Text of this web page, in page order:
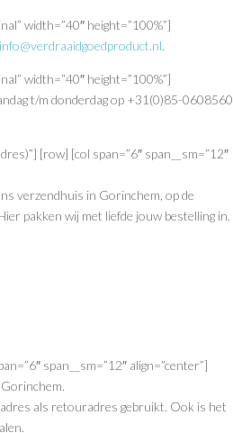
width=”40″ height=”100%”]
info@verdraaidgoedproduct.nl.
width=”40″ height=”100%”]
t/m donderdag op +31(0)85-0608560
[row] [col span=”6″ span__sm=”12″
verzendhuis in Gorinchem, op de
pakken wij met liefde jouw bestelling in.
span__sm=”12″ align=”center”]
als retouradres gebruikt. Ook is het